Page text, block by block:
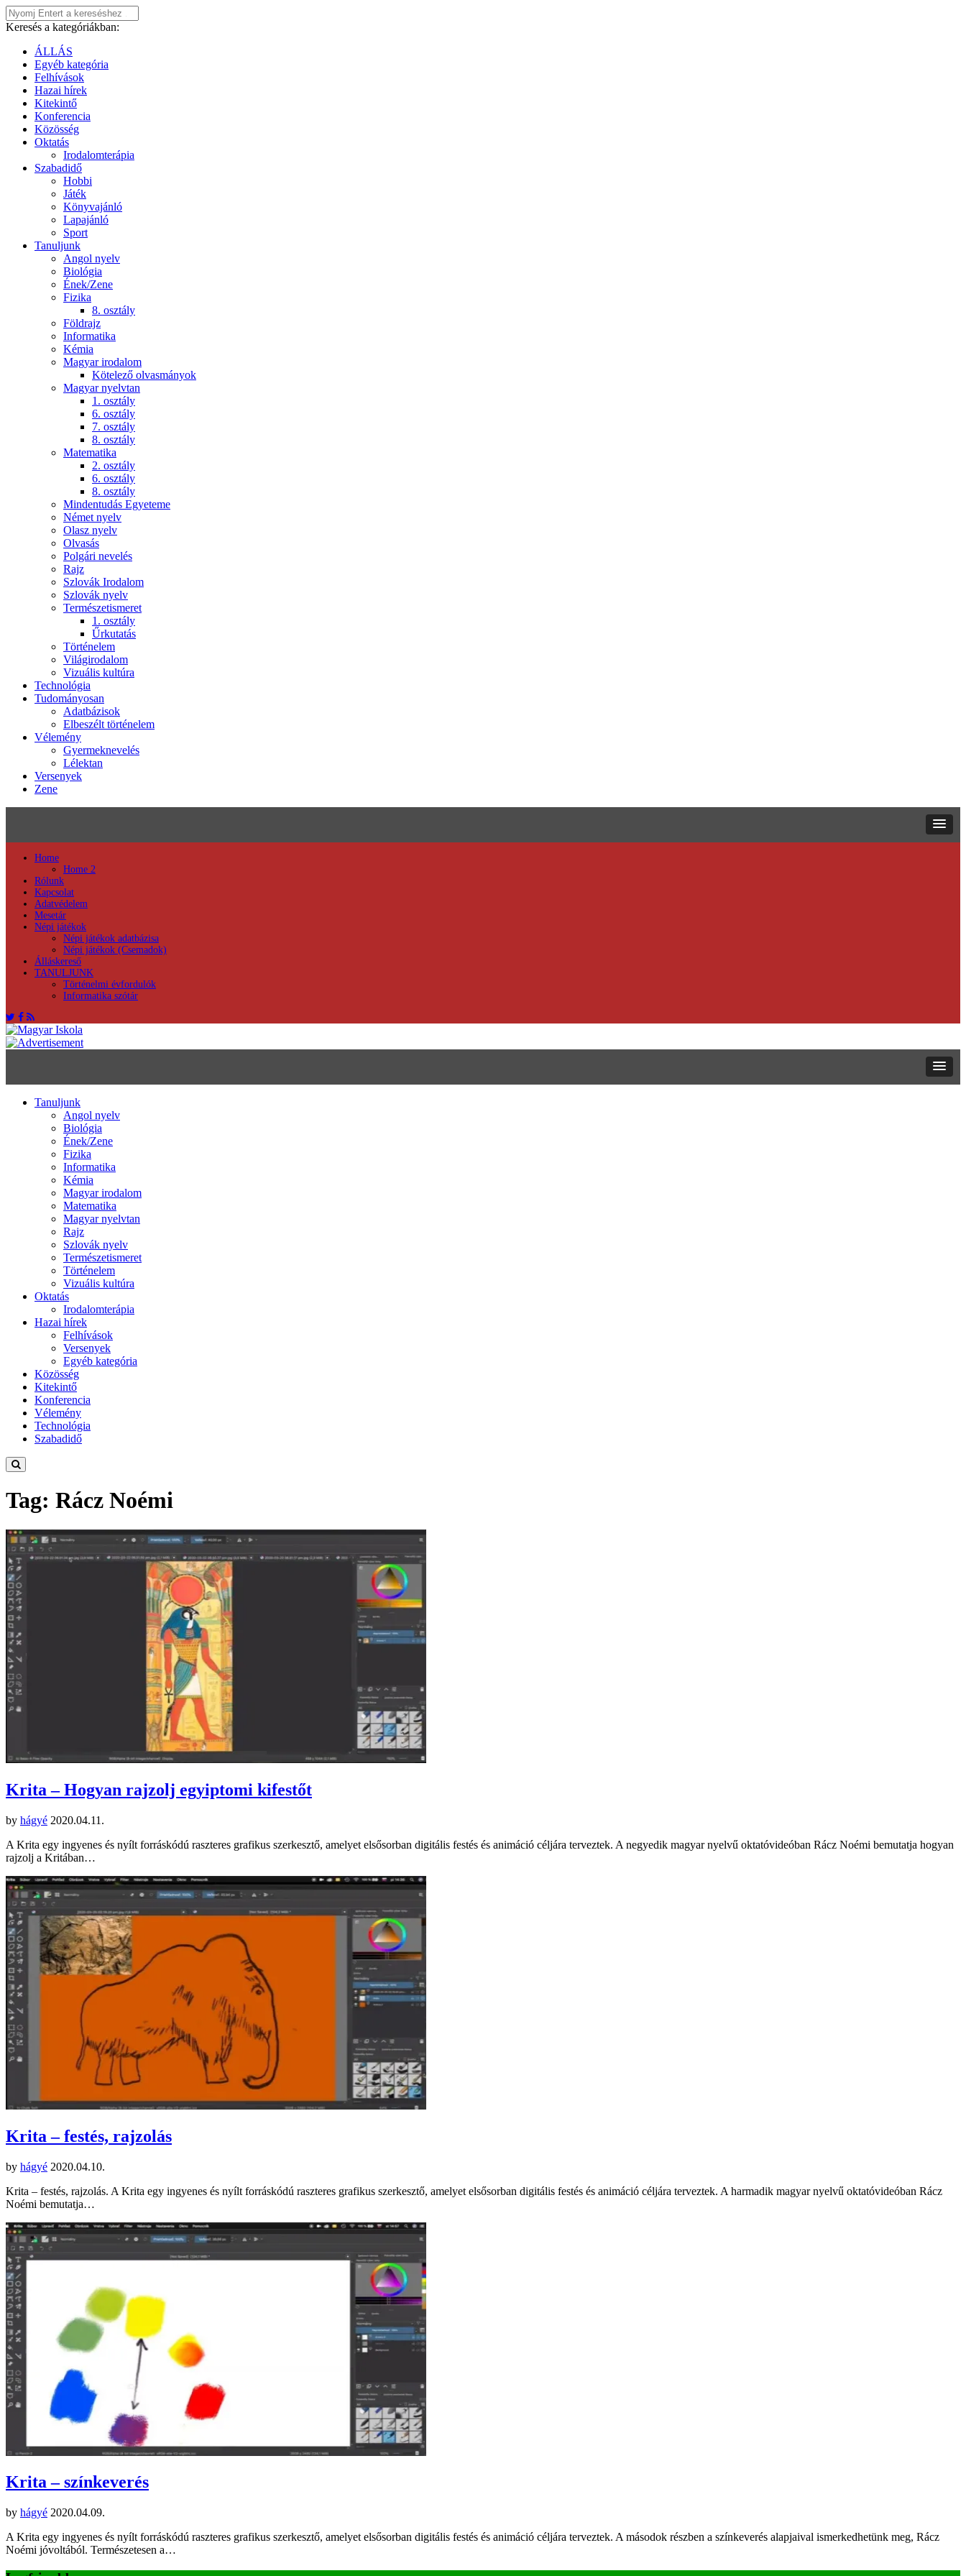
Keresés a kategóriákban:
ÁLLÁS
Egyéb kategória
Felhívások
Hazai hírek
Kitekintő
Konferencia
Közösség
Oktatás
Irodalomterápia
Szabadidő
Hobbi
Játék
Könyvajánló
Lapajánló
Sport
Tanuljunk
Angol nyelv
Biológia
Ének/Zene
Fizika
8. osztály
Földrajz
Informatika
Kémia
Magyar irodalom
Kötelező olvasmányok
Magyar nyelvtan
1. osztály
6. osztály
7. osztály
8. osztály
Matematika
2. osztály
6. osztály
8. osztály
Mindentudás Egyeteme
Német nyelv
Olasz nyelv
Olvasás
Polgári nevelés
Rajz
Szlovák Irodalom
Szlovák nyelv
Természetismeret
1. osztály
Űrkutatás
Történelem
Világirodalom
Vizuális kultúra
Technológia
Tudományosan
Adatbázisok
Elbeszélt történelem
Vélemény
Gyermeknevelés
Lélektan
Versenyek
Zene
Home
Home 2
Rólunk
Kapcsolat
Adatvédelem
Mesetár
Népi játékok
Népi játékok adatbázisa
Népi játékok (Csemadok)
Álláskereső
TANULJUNK
Történelmi évfordulók
Informatika szótár
Tanuljunk
Angol nyelv
Biológia
Ének/Zene
Fizika
Informatika
Kémia
Magyar irodalom
Matematika
Magyar nyelvtan
Rajz
Szlovák nyelv
Természetismeret
Történelem
Vizuális kultúra
Oktatás
Irodalomterápia
Hazai hírek
Felhívások
Versenyek
Egyéb kategória
Közösség
Kitekintő
Konferencia
Vélemény
Technológia
Szabadidő
Tag: Rácz Noémi
Krita – Hogyan rajzolj egyiptomi kifestőt
by hágyé 2020.04.11.
A Krita egy ingyenes és nyílt forráskódú raszteres grafikus szerkesztő, amelyet elsősorban digitális festés és animáció céljára terveztek. A negyedik magyar nyelvű oktatóvideóban Rácz Noémi bemutatja hogyan
rajzolj a Kritában…
Krita – festés, rajzolás
by hágyé 2020.04.10.
Krita – festés, rajzolás. A Krita egy ingyenes és nyílt forráskódú raszteres grafikus szerkesztő, amelyet elsősorban digitális festés és animáció céljára terveztek. A harmadik magyar nyelvű oktatóvideóban Rácz
Noémi bemutatja…
Krita – színkeverés
by hágyé 2020.04.09.
A Krita egy ingyenes és nyílt forráskódú raszteres grafikus szerkesztő, amelyet elsősorban digitális festés és animáció céljára terveztek. A másodok részben a színkeverés alapjaival ismerkedhetünk meg, Rácz
Noémi jóvoltából. Természetesen a…